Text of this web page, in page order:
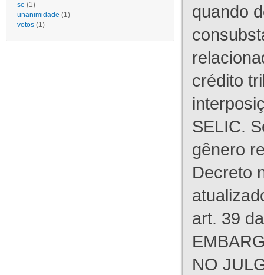
se (1)
unanimidade (1)
votos (1)
quando
crédito
SELIC.
gênero
Decreto
art. 39
NO